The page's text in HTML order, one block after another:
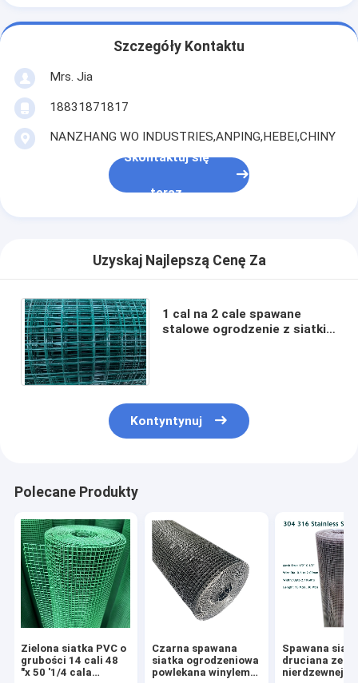
Szczegóły Kontaktu
Mrs. Jia
18831871817
NANZHANG WO INDUSTRIES,ANPING,HEBEI,CHINY
Skontaktuj się
teraz
Uzyskaj Najlepszą Cenę Za
1 cal na 2 cale spawane
stalowe ogrodzenie z siatki
Kontyntynuj
Polecane Produkty
Zielona siatka PVC o
grubości 14 cali 48
"x 50 '1/4 cala
Czarna spawana
siatka ogrodzeniowa
powlekana winylem
Spawana
druciana ze
nierdzewnej